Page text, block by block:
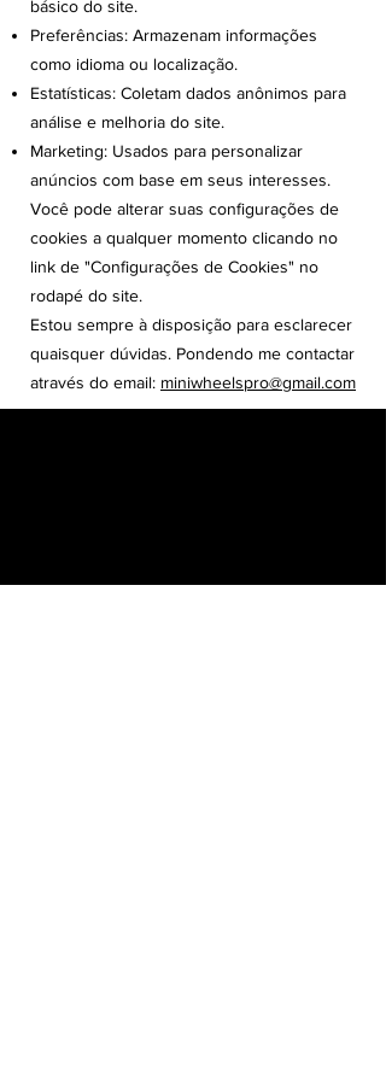
básico do site.
Preferências: Armazenam informações
como idioma ou localização.
Estatísticas: Coletam dados anônimos para
análise e melhoria do site.
Marketing: Usados para personalizar
anúncios com base em seus interesses.
Você pode alterar suas configurações de
cookies a qualquer momento clicando no
link de "Configurações de Cookies" no
rodapé do site.
​​Estou sempre à disposição para esclarecer
quaisquer dúvidas. Pondendo me contactar
através do email: miniwheelspro@gmail.com